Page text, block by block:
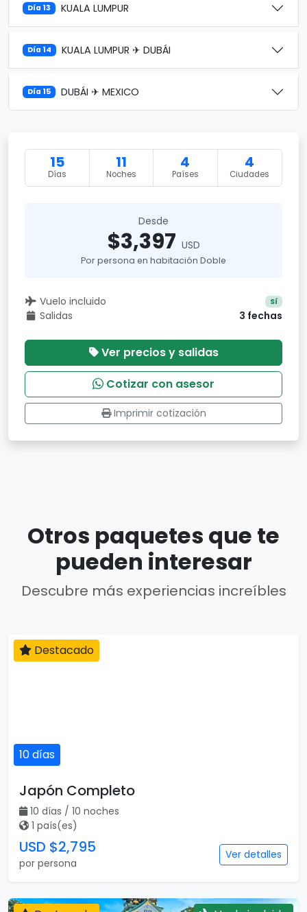
Día 13 KUALA LUMPUR
Día 14 KUALA LUMPUR ✈ DUBÁI
Día 15 DUBÁI ✈ MEXICO
15
Días
11
Noches
4
Países
4
Ciudades
Desde
$3,397 USD
Por persona en habitación Doble
Vuelo incluido Sí
Salidas 3 fechas
Ver precios y salidas
Cotizar con asesor
Imprimir cotización
Otros paquetes que te
pueden interesar
Descubre más experiencias increíbles
10 días
Destacado
Japón Completo
10 días / 10 noches
1 país(es)
USD $2,795
por persona
Ver detalles